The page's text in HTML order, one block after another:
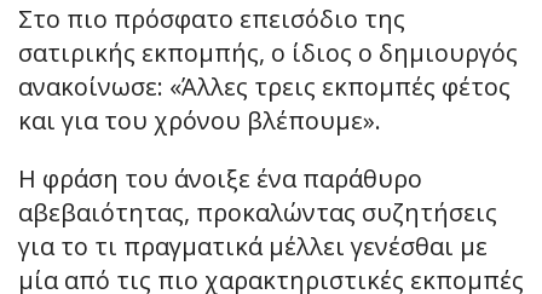
Στο πιο πρόσφατο επεισόδιο της
σατιρικής εκπομπής, ο ίδιος ο δημιουργός
ανακοίνωσε: «Άλλες τρεις εκπομπές φέτος
και για του χρόνου βλέπουμε».
Η φράση του άνοιξε ένα παράθυρο
αβεβαιότητας, προκαλώντας συζητήσεις
για το τι πραγματικά μέλλει γενέσθαι με
μία από τις πιο χαρακτηριστικές εκπομπές